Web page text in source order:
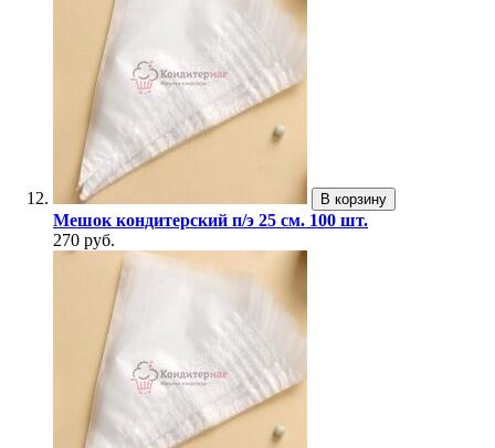
В корзину
Мешок кондитерский п/э 25 см. 100 шт.
270 руб.